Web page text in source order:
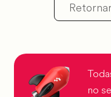
no